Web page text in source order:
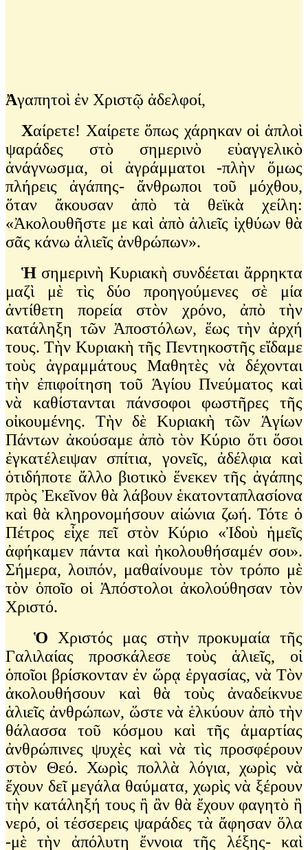
Ἀγαπητοὶ ἐν Χριστῷ ἀδελφοί,
Χαίρετε! Χαίρετε ὅπως χάρηκαν οἱ ἁπλοὶ
ψαράδες στὸ σημερινὸ εὐαγγελικὸ
ἀνάγνωσμα, οἱ ἀγράμματοι -πλὴν ὅμως
πλήρεις ἀγάπης- ἄνθρωποι τοῦ μόχθου,
ὅταν ἄκουσαν ἀπὸ τὰ θεϊκὰ χείλη:
«Ἀκολουθῆστε με καὶ ἀπὸ ἁλιεῖς ἰχθύων θὰ
σᾶς κάνω ἁλιεῖς ἀνθρώπων».
Ἡσημερινὴ Κυριακὴ συνδέεται ἄρρηκτα
μαζὶ μὲ τὶς δύο προηγούμενες σὲ μία
ἀντίθετη πορεία στὸν χρόνο, ἀπὸ τὴν
κατάληξη τῶν Ἀποστόλων, ἕως τὴν ἀρχή
τους. Τὴν Κυριακὴ τῆς Πεντηκοστῆς εἴδαμε
τοὺς ἀγραμμάτους Μαθητὲς νὰ δέχονται
τὴν ἐπιφοίτηση τοῦ Ἁγίου Πνεύματος καὶ
νὰ καθίστανται πάνσοφοι φωστῆρες τῆς
οἰκουμένης. Τὴν δὲ Κυριακὴ τῶν Ἁγίων
Πάντων ἀκούσαμε ἀπὸ τὸν Κύριο ὅτι ὅσοι
ἐγκατέλειψαν σπίτια, γονεῖς, ἀδέλφια καὶ
ὁτιδήποτε ἄλλο βιοτικὸ ἕνεκεν τῆς ἀγάπης
πρὸς Ἐκεῖνον θὰ λάβουν ἑκατονταπλασίονα
καὶ θὰ κληρονομήσουν αἰώνια ζωή. Τότε ὁ
Πέτρος εἶχε πεῖ στὸν Κύριο «Ἰδοὺ ἡμεῖς
ἀφήκαμεν πάντα καὶ ἠκολουθήσαμέν σοι».
Σήμερα, λοιπόν, μαθαίνουμε τὸν τρόπο μὲ
τὸν ὁποῖο οἱ Ἀπόστολοι ἀκολούθησαν τὸν
Χριστό.
Ὁ Χριστός μας στὴν προκυμαία τῆς
Γαλιλαίας προσκάλεσε τοὺς ἁλιεῖς, οἱ
ὁποῖοι βρίσκονταν ἐν ὥρᾳ ἐργασίας, νὰ Τὸν
ἀκολουθήσουν καὶ θὰ τοὺς ἀναδείκνυε
ἁλιεῖς ἀνθρώπων, ὥστε νὰ ἑλκύουν ἀπὸ τὴν
θάλασσα τοῦ κόσμου καὶ τῆς ἁμαρτίας
ἀνθρώπινες ψυχὲς καὶ νὰ τὶς προσφέρουν
στὸν Θεό. Χωρὶς πολλὰ λόγια, χωρὶς νὰ
ἔχουν δεῖ μεγάλα θαύματα, χωρὶς νὰ ξέρουν
τὴν κατάληξή τους ἢ ἂν θὰ ἔχουν φαγητὸ ἢ
νερό, οἱ τέσσερεις ψαράδες τὰ ἄφησαν ὅλα
-μὲ τὴν ἀπόλυτη ἔννοια τῆς λέξης- καὶ